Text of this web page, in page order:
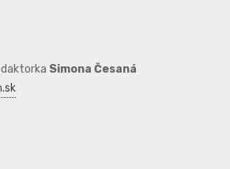
Simona Česaná